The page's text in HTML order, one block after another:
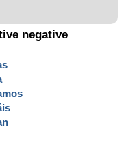
negative